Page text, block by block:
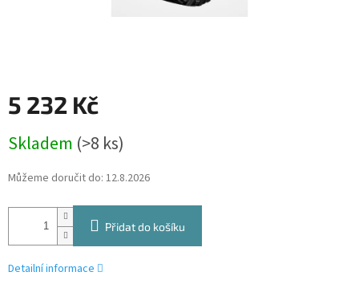
5 232 Kč
cena:
Skladem (>8 ks)
Můžeme doručit do: 12.8.2026
Přidat do košíku
Detailní informace